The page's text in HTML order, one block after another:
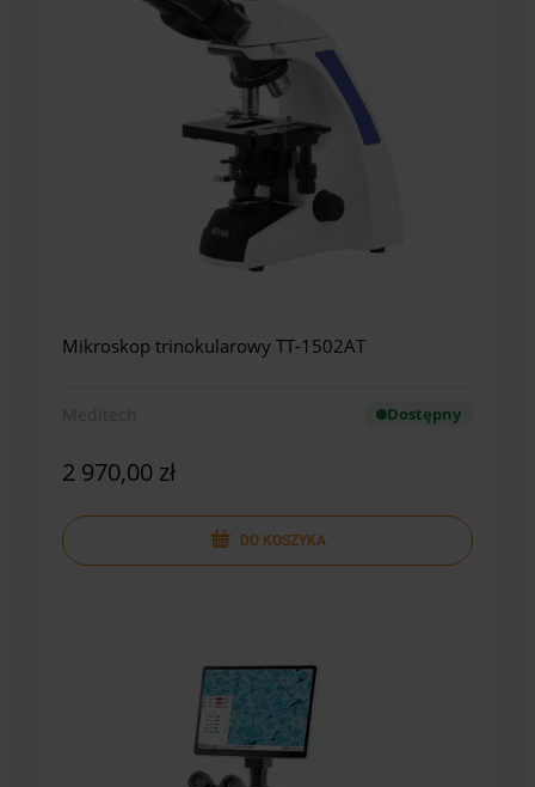
Mikroskop trinokularowy TT-1502AT
Dostępny
2 970,00 zł
DO KOSZYKA